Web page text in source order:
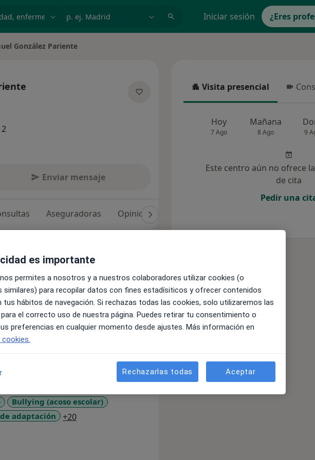
Iniciar sesión ¿Eres
ciudad
González Pariente
Enviar mensaje
Aseguradoras Opiniones (97)
Nacional de Educación a Distancia
de ciencias de mi promoción.
de psicología Altea de Algeciras,
más de 30 años de experiencia.
la rama de la psicología
y desde la aceptación
esa aceptación se puede
Bullying (acoso escolar)
adaptación +20a11y_sr_more_diseases
Visita presencial
Visita presencial
Hoy
7 Ago
Mañana
8 Ago 9
Este centro aún no ofrece
de cita
Pedir una
es importante
permites a nosotros y a nuestros colaboradores utilizar cookies (o
similares) para recopilar datos con fines estadísiticos y ofrecer contenidos
tus hábitos de navegación. Si rechazas todas las cookies, solo utilizaremos las
el correcto uso de nuestra página. Puedes retirar tu consentimiento o
preferencias en cualquier momento desde ajustes. Más información en
Rechazarlas todas Aceptar